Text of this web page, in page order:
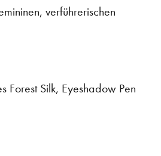
verführerischen
Forest Silk, Eyeshadow Pen